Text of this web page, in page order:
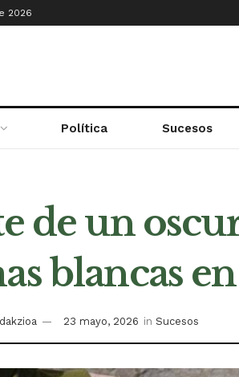
2026
Política Sucesos
de un
blancas
23 mayo, 2026 in Sucesos